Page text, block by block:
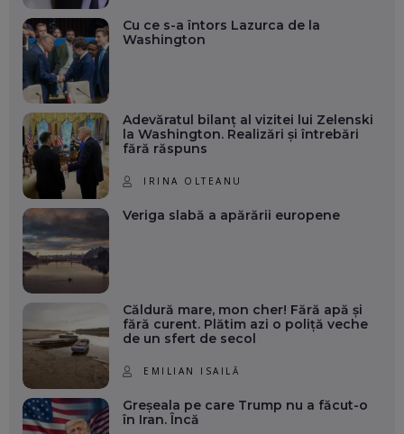
Cu ce s-a întors Lazurca de la
Washington
Adevăratul bilanț al vizitei lui Zelenski
la Washington. Realizări și întrebări
fără răspuns
IRINA OLTEANU
Veriga slabă a apărării europene
Căldură mare, mon cher! Fără apă și
fără curent. Plătim azi o poliță veche
de un sfert de secol
EMILIAN ISAILĂ
Greșeala pe care Trump nu a făcut-o
în Iran. Încă